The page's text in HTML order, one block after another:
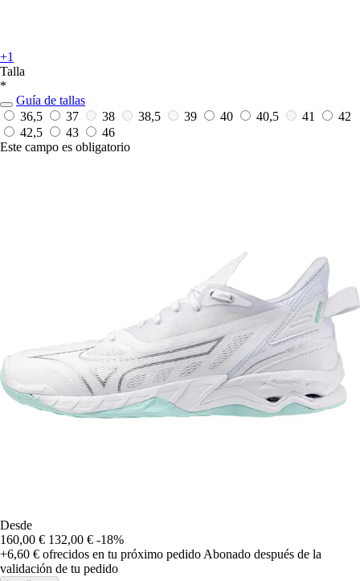
+1
Talla
*
Guía de tallas
36,5
37 38 38,5 39 40 40,5 41
42
42,5
43
46
Este campo es obligatorio
Desde
160,00 € 132,00 € -18%
+6,60 € ofrecidos en tu próximo pedido Abonado después de la
validación de tu pedido